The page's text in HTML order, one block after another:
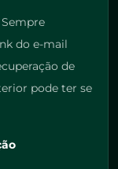
Sempre
do e-mail
de
pode ter se